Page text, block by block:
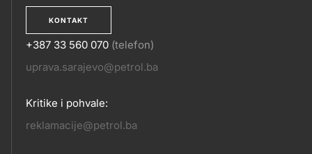
KONTAKT
KONTAKT
+387 33 560 070 (telefon)
uprava.sarajevo@petrol.ba
Kritike i pohvale:
reklamacije@petrol.ba